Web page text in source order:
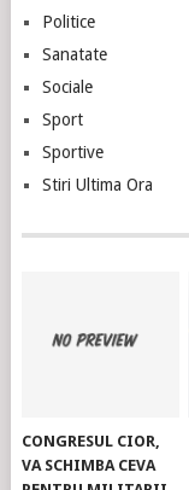
Politice
Sanatate
Sociale
Sport
Sportive
Stiri Ultima Ora
CONGRESUL CIOR,
VA SCHIMBA CEVA